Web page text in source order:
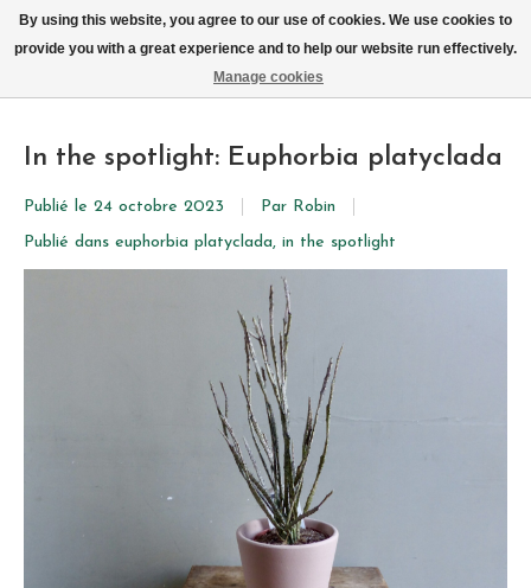
In the spotlight: Euphorbia platyclada
Publié le 24 octobre 2023
Par Robin
Publié dans euphorbia platyclada, in the spotlight
By using this website, you agree to our use of cookies. We use cookies to
provide you with a great experience and to help our website run effectively.
Manage cookies